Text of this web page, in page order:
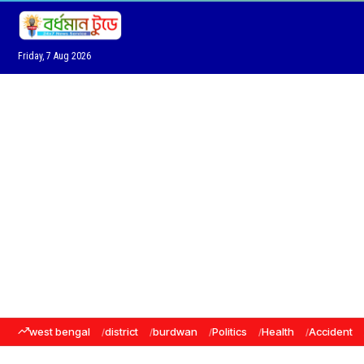
Friday, 7 Aug 2026
west bengal district burdwan Politics Health Accident